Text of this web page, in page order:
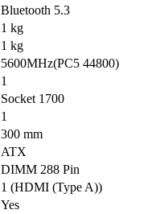
Bluetooth 5.3
1 kg
1 kg
5600MHz(PC5 44800)
1
Socket 1700
1
300 mm
ATX
DIMM 288 Pin
1 (HDMI (Type A))
Yes